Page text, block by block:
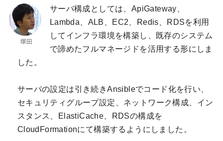
サーバ構成としては、ApiGateway、
Lambda、ALB、EC2、Redis、RDSを利用
してインフラ環境を構築し、既存のシステム
で諦めたフルマネージドを活用する形にしま
した。
サーバの設定は引き続きAnsibleでコード化を行い、
セキュリティグループ設定、ネットワーク構成、イン
スタンス、ElastiCache、RDSの構成を
CloudFormationにて構築するようにしました。